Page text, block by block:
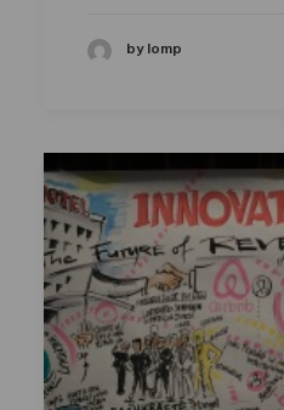
by lomp